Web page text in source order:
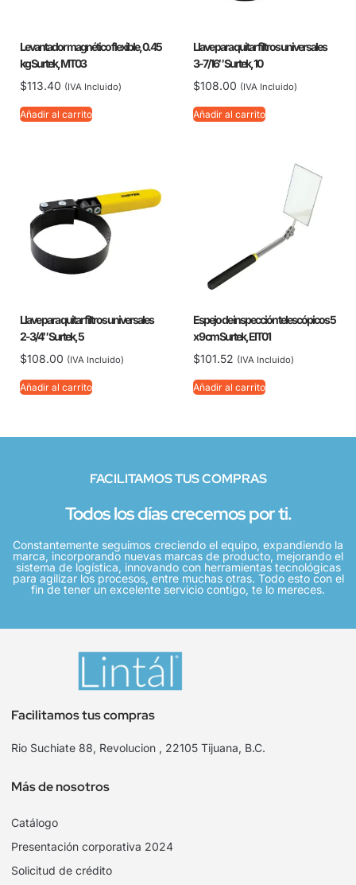
Levantador magnético flexible, 0.45
kg Surtek, MT03
$113.40 (IVA Incluido)
Añadir al carrito
Llave para quitar filtros universales
3-7/16″ Surtek, 10
$108.00 (IVA Incluido)
Añadir al carrito
Llave para quitar filtros universales
2-3/4″ Surtek, 5
$108.00 (IVA Incluido)
Añadir al carrito
Espejo de inspección telescópicos 5
x 9 cm Surtek, EIT01
$101.52 (IVA Incluido)
Añadir al carrito
FACILITAMOS TUS COMPRAS
Todos los días crecemos por ti.
Constantemente seguimos creciendo el equipo, expandiendo la
marca, incorporando nuevas marcas de producto, mejorando el
sistema de logística, innovando con herramientas tecnológicas
para agilizar los procesos, entre muchas otras. Todo esto con el
fin de tener un excelente servicio contigo, te lo mereces.
Facilitamos tus compras
Rio Suchiate 88, Revolucion , 22105 Tijuana, B.C.
Más de nosotros
Catálogo
Presentación corporativa 2024
Solicitud de crédito